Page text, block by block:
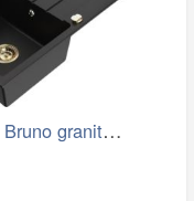
MEXEN - Bruno granitový dřez s…